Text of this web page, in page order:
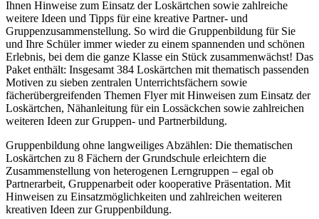
Ihnen Hinweise zum Einsatz der Loskärtchen sowie zahlreiche
weitere Ideen und Tipps für eine kreative Partner- und
Gruppenzusammenstellung. So wird die Gruppenbildung für Sie
und Ihre Schüler immer wieder zu einem spannenden und schönen
Erlebnis, bei dem die ganze Klasse ein Stück zusammenwächst! Das
Paket enthält: Insgesamt 384 Loskärtchen mit thematisch passenden
Motiven zu sieben zentralen Unterrichtsfächern sowie
fächerübergreifenden Themen Flyer mit Hinweisen zum Einsatz der
Loskärtchen, Nähanleitung für ein Lossäckchen sowie zahlreichen
weiteren Ideen zur Gruppen- und Partnerbildung.
Gruppenbildung ohne langweiliges Abzählen: Die thematischen
Loskärtchen zu 8 Fächern der Grundschule erleichtern die
Zusammenstellung von heterogenen Lerngruppen – egal ob
Partnerarbeit, Gruppenarbeit oder kooperative Präsentation. Mit
Hinweisen zu Einsatzmöglichkeiten und zahlreichen weiteren
kreativen Ideen zur Gruppenbildung.